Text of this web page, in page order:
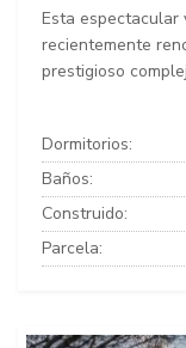
Esta espectacular
recientemente
prestigioso
Dormitorios:
Baños:
Construido:
Parcela: